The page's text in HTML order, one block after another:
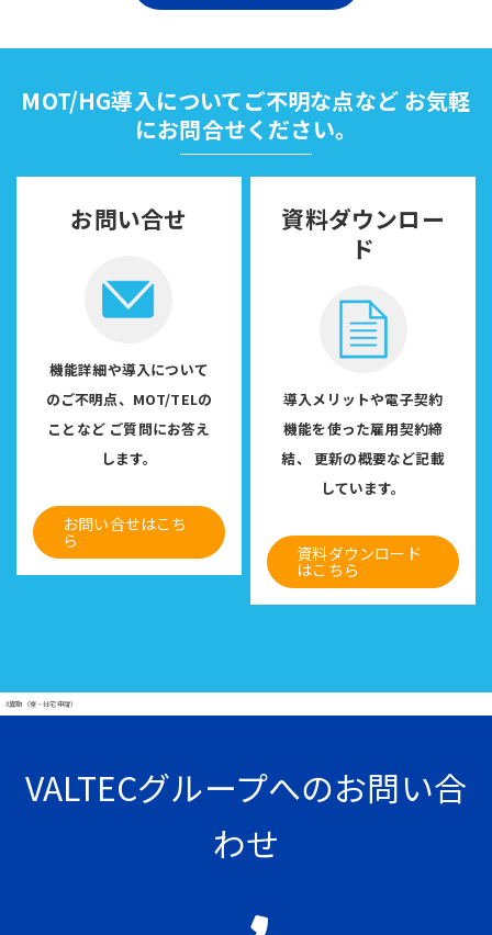
MOT/HG導入についてご不明な点などお気軽
にお問合せください。
お問い合せ
機能詳細や導入について
のご不明点、MOT/TELの
ことなど ご質問にお答え
します。
お問い合せはこち
ら
資料ダウンロー
ド
導入メリットや電子契約
機能を使った雇用契約締
結、
更新の概要など記載
しています。
資料ダウンロード
はこちら
#異動（寮・社宅申請）
VALTECグループへのお問い合
わせ